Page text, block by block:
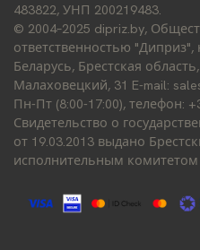
483822, УНП 200219483.
© 2004–2025 dipriz.by,
ответственностью "Диприз",
Беларусь, Брестская
Малаховецкий, 31 E-mail:
Пн-Пт (8:00-17:00), телефон:
Свидетельство о
от 19.03.2013 выдано
исполнительным комитетом